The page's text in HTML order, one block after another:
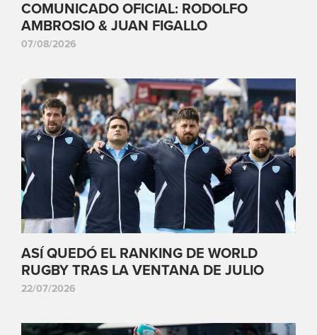
COMUNICADO OFICIAL: RODOLFO
AMBROSIO & JUAN FIGALLO
07/08/2026
ASÍ QUEDÓ EL RANKING DE WORLD
RUGBY TRAS LA VENTANA DE JULIO
22/07/2026